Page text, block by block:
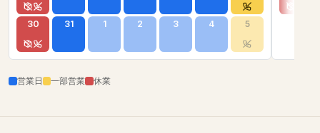
30 31 1 2 3 4 5
営業日 一部営業 休業